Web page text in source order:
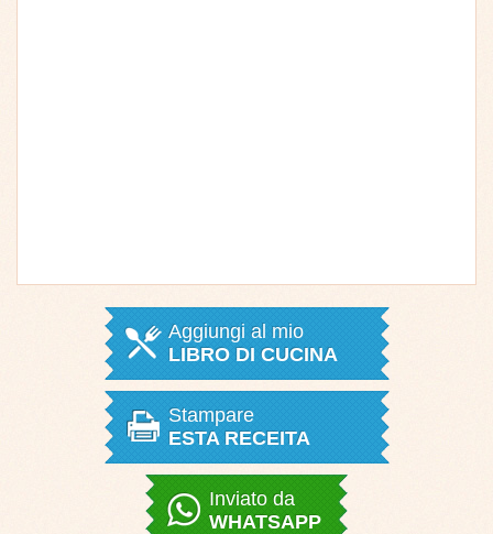
Aggiungi al mio
LIBRO DI CUCINA
Stampare
ESTA RECEITA
Inviato da
WHATSAPP